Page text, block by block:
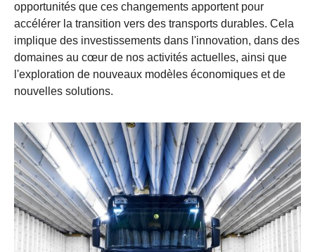
opportunités que ces changements apportent pour
accélérer la transition vers des transports durables. Cela
implique des investissements dans l'innovation, dans des
domaines au cœur de nos activités actuelles, ainsi que
l'exploration de nouveaux modèles économiques et de
nouvelles solutions.